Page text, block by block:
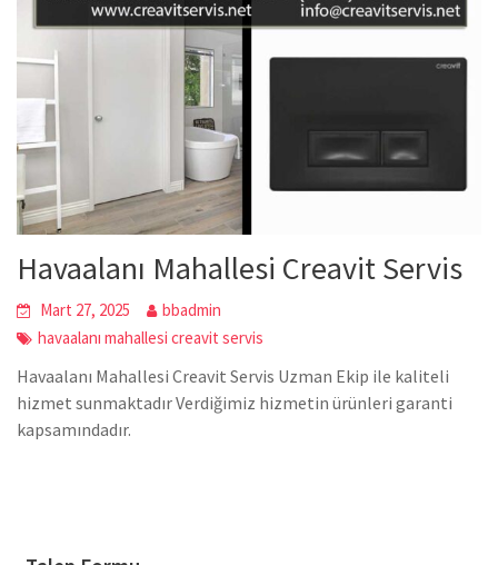
Havaalanı Mahallesi Creavit Servis
Mart 27, 2025
bbadmin
havaalanı mahallesi creavit servis
Havaalanı Mahallesi Creavit Servis Uzman Ekip ile kaliteli
hizmet sunmaktadır Verdiğimiz hizmetin ürünleri garanti
kapsamındadır.